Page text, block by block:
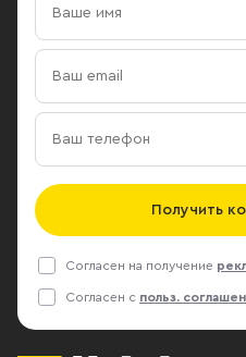
Получить
Согласен на получение
Согласен с польз.